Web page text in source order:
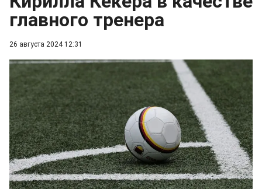
26 августа 2024 12:31
главного тренера